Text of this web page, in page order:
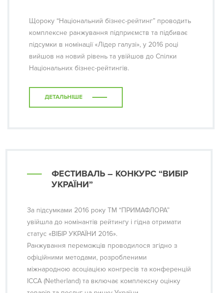
Щороку “Національний бізнес-рейтинг” проводить
комплексне ранжування підприємств та підбиває
підсумки в номінації «Лідер галузі», у 2016 році
вийшов на новий рівень та увійшов до Спілки
Національних бізнес-рейтингів.
ДЕТАЛЬНІШЕ
ФЕСТИВАЛЬ – КОНКУРС “ВИБІР
УКРАЇНИ”
За підсумками 2016 року ТМ “ПРИМАФЛОРА”
увійшла до номінантів рейтингу і гідна отримати
статус «ВІБІР УКРАЇНИ 2016».
Ранжування переможців проводилося згідно з
офіційними методами, розробленими
міжнародною асоціацією конгресів та конференцій
ICCA (Netherland) та включає комплексну оцінку